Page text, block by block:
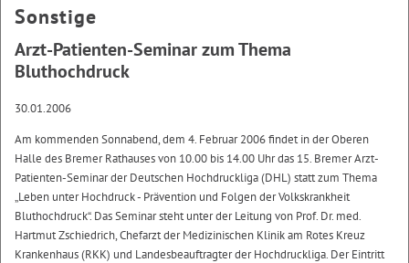
Sonstige
Arzt-Patienten-Seminar zum Thema
Bluthochdruck
30.01.2006
Am kommenden Sonnabend, dem 4. Februar 2006 findet in der Oberen
Halle des Bremer Rathauses von 10.00 bis 14.00 Uhr das 15. Bremer Arzt-
Patienten-Seminar der Deutschen Hochdruckliga (DHL) statt zum Thema
„Leben unter Hochdruck - Prävention und Folgen der Volkskrankheit
Bluthochdruck“. Das Seminar steht unter der Leitung von Prof. Dr. med.
Hartmut Zschiedrich, Chefarzt der Medizinischen Klinik am Rotes Kreuz
Krankenhaus (RKK) und Landesbeauftragter der Hochdruckliga. Der Eintritt